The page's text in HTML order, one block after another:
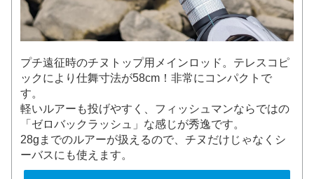
プチ遠征時のチヌトップ用メインロッド。テレスコピ
ックにより仕舞寸法が58cm！非常にコンパクトで
す。
軽いルアーも投げやすく、フィッシュマンならではの
「ゼロバックラッシュ」な感じが秀逸です。
28gまでのルアーが扱えるので、チヌだけじゃなくシ
ーバスにも使えます。